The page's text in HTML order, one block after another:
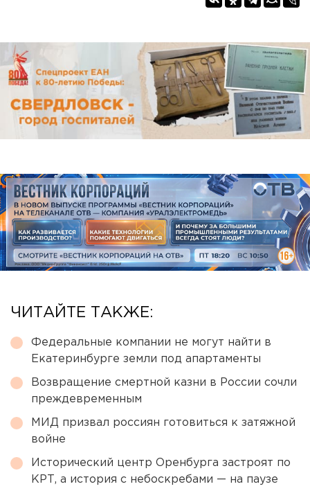
ЧИТАЙТЕ ТАКЖЕ:
Федеральные компании не могут найти в
Екатеринбурге земли под апартаменты
Возвращение смертной казни в России сочли
преждевременным
МИД призвал россиян готовиться к затяжной
войне
Исторический центр Оренбурга застроят по
КРТ, а история с небоскребами — на паузе